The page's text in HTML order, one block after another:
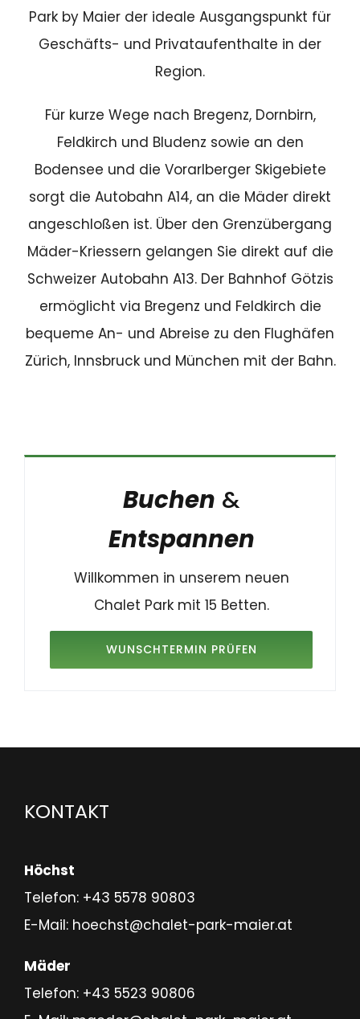
Park by Maier der ideale Ausgangspunkt für
Geschäfts- und Privataufenthalte in der
Region.
Für kurze Wege nach Bregenz, Dornbirn,
Feldkirch und Bludenz sowie an den
Bodensee und die Vorarlberger Skigebiete
sorgt die Autobahn A14, an die Mäder direkt
angeschloßen ist. Über den Grenzübergang
Mäder-Kriessern gelangen Sie direkt auf die
Schweizer Autobahn A13. Der Bahnhof Götzis
ermöglicht via Bregenz und Feldkirch die
bequeme An- und Abreise zu den Flughäfen
Zürich, Innsbruck und München mit der Bahn.
Buchen &
Entspannen
Willkommen in unserem neuen
Chalet Park mit 15 Betten.
WUNSCHTERMIN PRÜFEN
KONTAKT
Höchst
Telefon: +43 5578 90803
E-Mail: hoechst@chalet-park-maier.at
Mäder
Telefon: +43 5523 90806